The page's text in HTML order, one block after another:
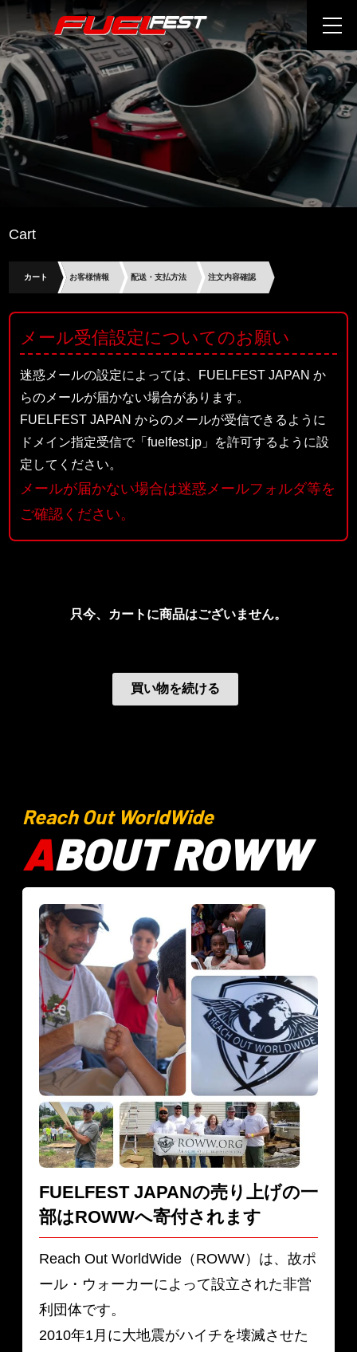
Cart
カート お客様情報 配送・支払方法 注文内容確認
メール受信設定についてのお願い
迷惑メールの設定によっては、FUELFEST JAPAN か
らのメールが届かない場合があります。
FUELFEST JAPAN からのメールが受信できるように
ドメイン指定受信で「fuelfest.jp」を許可するように設
定してください。
メールが届かない場合は迷惑メールフォルダ等を
ご確認ください。
只今、カートに商品はございません。
Reach Out WorldWide
ABOUT ROWW
FUELFEST JAPANの売り上げの一
部はROWWへ寄付されます
Reach Out WorldWide（ROWW）は、故ポ
ール・ウォーカーによって設立された非営
利団体です。
2010年1月に大地震がハイチを壊滅させた